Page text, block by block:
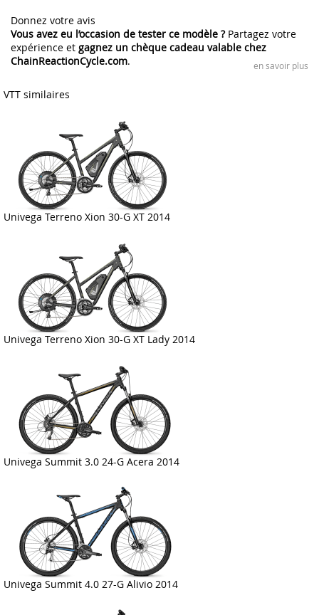
Donnez votre avis
Vous avez eu l’occasion de tester ce modèle ?Partagez votre
expérience et gagnez un chèque cadeau valable chez
ChainReactionCycle.com. en savoir plus
VTT similaires
Univega Terreno Xion 30-G XT 2014
Univega Terreno Xion 30-G XT Lady 2014
Univega Summit 3.0 24-G Acera 2014
Univega Summit 4.0 27-G Alivio 2014